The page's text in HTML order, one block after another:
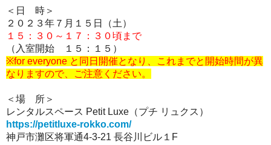
＜日 時＞
２０２３年７月１５日（土）
１５：３０～１７：３０頃まで
（入室開始 １５：１５）
※for everyone と同日開催となり、これまでと開始時間が異
なりますので、ご注意ください。
＜場 所＞
レンタルスペース Petit Luxe（プチ リュクス）
https://petitluxe-rokko.com/
神戸市灘区将軍通4-3-21 長谷川ビル１F